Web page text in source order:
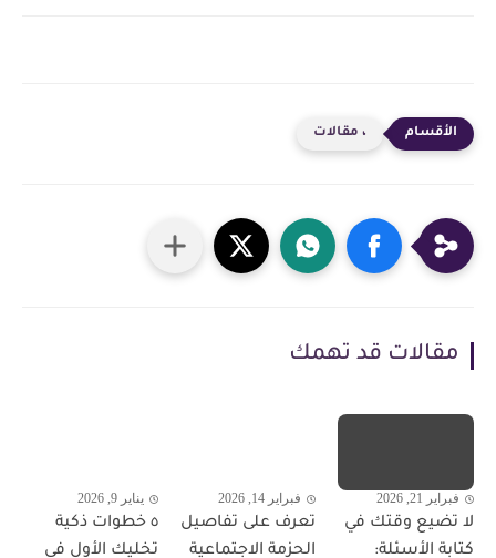
، مقالات
مقالات قد تهمك
فبراير 21, 2026
لا تضيع وقتك في
كتابة الأسئلة:
فبراير 14, 2026
تعرف على تفاصيل
الحزمة الاجتماعية
يناير 9, 2026
٥ خطوات ذكية
تخليك الأول في